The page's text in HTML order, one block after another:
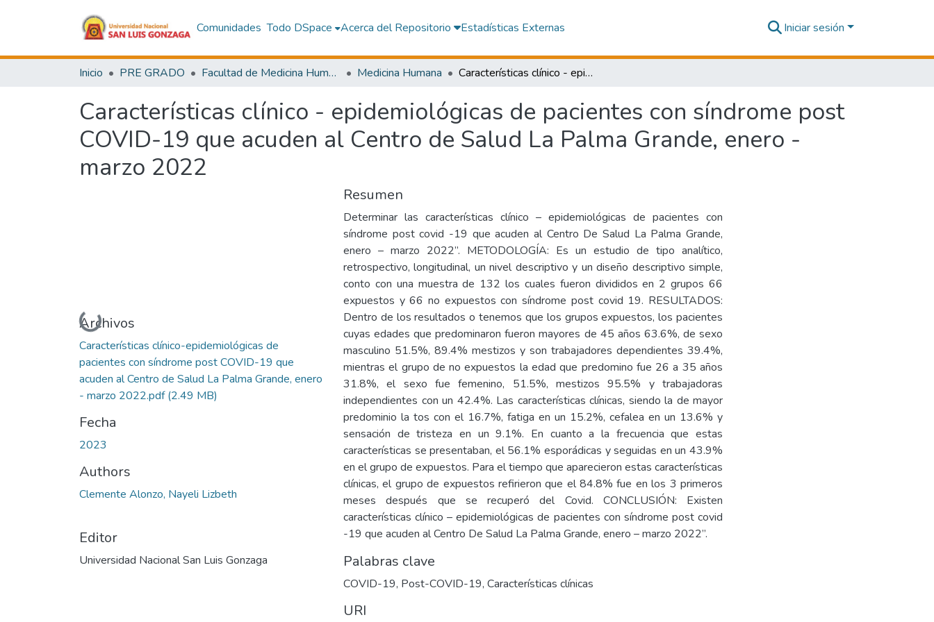
Comunidades Todo DSpace Acerca del Repositorio Estadísticas Externas Iniciar sesión
Inicio PRE GRADO Facultad de Medicina Humana Medicina Humana Características clínico - epidemiológicas de pacientes con síndrome post COVID-19 que acuden al Centro de Salud La Palma Grande, enero - marzo 2022
Características clínico - epidemiológicas de pacientes con síndrome post
COVID-19 que acuden al Centro de Salud La Palma Grande, enero -
marzo 2022
Cargando...
Archivos
Características clínico-epidemiológicas de
pacientes con síndrome post COVID-19 que
acuden al Centro de Salud La Palma Grande, enero
- marzo 2022.pdf(2.49 MB)
Fecha
2023
Authors
Clemente Alonzo, Nayeli Lizbeth
Editor
Universidad Nacional San Luis Gonzaga
Resumen
Determinar las características clínico – epidemiológicas de pacientes con
síndrome post covid -19 que acuden al Centro De Salud La Palma Grande,
enero – marzo 2022”. METODOLOGÍA: Es un estudio de tipo analítico,
retrospectivo, longitudinal, un nivel descriptivo y un diseño descriptivo simple,
conto con una muestra de 132 los cuales fueron divididos en 2 grupos 66
expuestos y 66 no expuestos con síndrome post covid 19. RESULTADOS:
Dentro de los resultados o tenemos que los grupos expuestos, los pacientes
cuyas edades que predominaron fueron mayores de 45 años 63.6%, de sexo
masculino 51.5%, 89.4% mestizos y son trabajadores dependientes 39.4%,
mientras el grupo de no expuestos la edad que predomino fue 26 a 35 años
31.8%, el sexo fue femenino, 51.5%, mestizos 95.5% y trabajadoras
independientes con un 42.4%. Las características clínicas, siendo la de mayor
predominio la tos con el 16.7%, fatiga en un 15.2%, cefalea en un 13.6% y
sensación de tristeza en un 9.1%. En cuanto a la frecuencia que estas
características se presentaban, el 56.1% esporádicas y seguidas en un 43.9%
en el grupo de expuestos. Para el tiempo que aparecieron estas características
clínicas, el grupo de expuestos refirieron que el 84.8% fue en los 3 primeros
meses después que se recuperó del Covid. CONCLUSIÓN: Existen
características clínico – epidemiológicas de pacientes con síndrome post covid
-19 que acuden al Centro De Salud La Palma Grande, enero – marzo 2022”.
Palabras clave
COVID-19, Post-COVID-19, Características clínicas
URI